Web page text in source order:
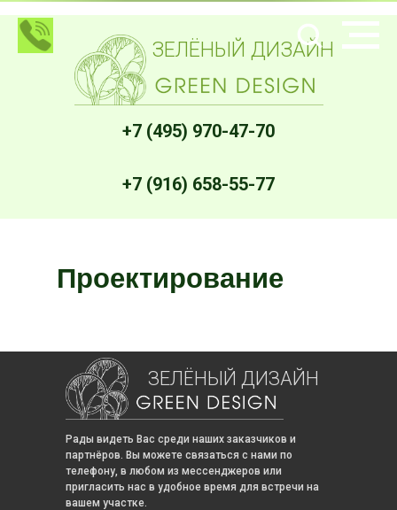
+7 (495) 970-47-70
+7 (916) 658-55-77
ЗЕЛЁНЫЙ ДИЗАЙН
Проектирование
Рады видеть Вас среди наших заказчиков и
партнёров. Вы можете связаться с нами по
телефону, в любом из мессенджеров или
пригласить нас в удобное время для встречи на
вашем участке.
ЗЕЛЁНЫЙ ДИЗАЙН